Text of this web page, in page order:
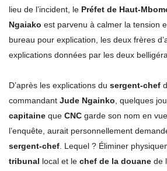
lieu de l’incident, le Préfet de Haut-
Ngaiako est parvenu à calmer la tension
bureau pour explication, les deux frères
explications données par les deux
D’après les explications du sergent-chef
commandant Jude Ngainko, quelques
capitaine que CNC garde son nom en
l’enquête, aurait personnellement
sergent-chef. Lequel ? Éliminer
tribunal local et le chef de la douane de